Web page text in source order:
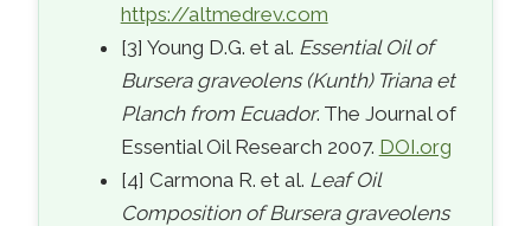
https://altmedrev.com
[3] Young D.G. et al. Essential Oil of
Bursera graveolens (Kunth) Triana et
Planch from Ecuador. The Journal of
Essential Oil Research 2007. DOI.org
[4] Carmona R. et al. Leaf Oil
Composition of Bursera graveolens